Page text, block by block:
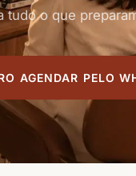
tudo o que
AGENDAR PELO